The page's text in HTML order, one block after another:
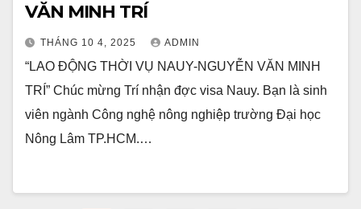
VĂN MINH TRÍ
THÁNG 10 4, 2025 ADMIN
“LAO ĐỘNG THỜI VỤ NAUY-NGUYỄN VĂN MINH
TRÍ” Chúc mừng Trí nhận đợc visa Nauy. Bạn là sinh
viên ngành Công nghệ nông nghiệp trường Đại học
Nông Lâm TP.HCM.…